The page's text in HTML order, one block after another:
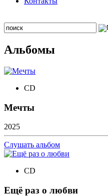
Альбомы
CD
Мечты
2025
Слушать альбом
CD
Ещё раз о любви